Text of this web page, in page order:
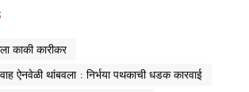
काकी कारीकर
ऐनवेळी थांबवला : निर्भया पथकाची धडक कारवाई